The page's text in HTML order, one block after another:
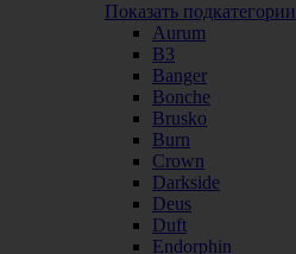
Показать подкатегории
Aurum
B3
Banger
Bonche
Brusko
Burn
Crown
Darkside
Deus
Duft
Endorphin